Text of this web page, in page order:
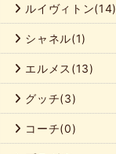
ルイヴィトン(14)
シャネル(1)
エルメス(13)
グッチ(3)
コーチ(0)